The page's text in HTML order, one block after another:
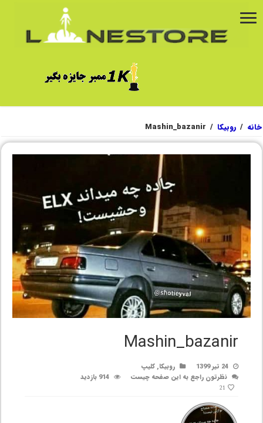
خانه / روبیکا /
Mashin_bazanir
Mashin_bazanir
24 تیر 1399 روبیکا,کلیپ
نظرتون راجع به این صفحه چیست
914 بازدید
21